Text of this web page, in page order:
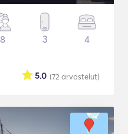
8 3 4
(72 arvostelut)
5.0